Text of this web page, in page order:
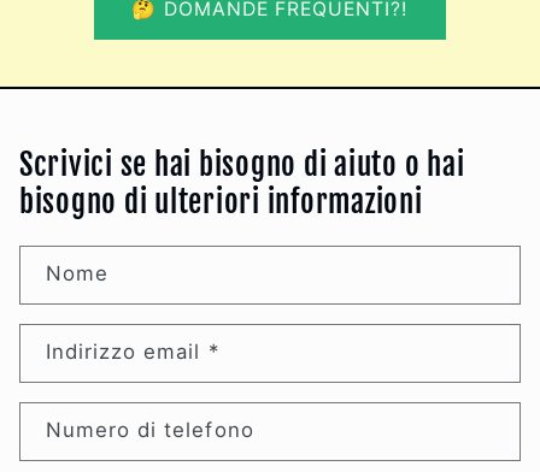
🤔 DOMANDE FREQUENTI?!
Scrivici se hai bisogno di aiuto o hai
bisogno di ulteriori informazioni
Nome
Indirizzo email *
Numero di telefono